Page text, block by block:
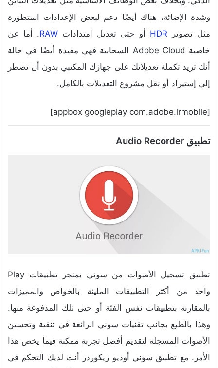
وشدة الإضائة، هناك أيضًا دعم لبعض الإعدادات المتطورة
مثل تصوير HDR أو حتى تعديل امتداداتRAW. أما عن
خاصية Adobe Cloud السحابية فهي مفيدة أيضًا في حالة
أنك تريد تكملة تعديلاتك على جهازك المكتبي بدون أن تضطر
إلى إستيراد أو نقل مشروع التعديلات بالكامل.
[appbox googleplay com.adobe.lrmobile]
تطبيق Audio Recorder
تطبيق تسجيل الأصوات من سوني بمتجر تطبيقات Play
واحد من أكثر التطبيقات المليئة بالخواص والمميزات
بالمقارنة بتطبيقات نفس الفئة أو حتى تلك المدفوعة منها.
وهذا بالطبع بجانب تقنيات سوني الرائعة في تنقية وتحسين
الأصوات المسجلة لتقديم أفضل تجربة ممكنة فيما يخص هذا
الأمر. مع تطبيق سوني أوديو ريكوردر أنت لديك التحكم في